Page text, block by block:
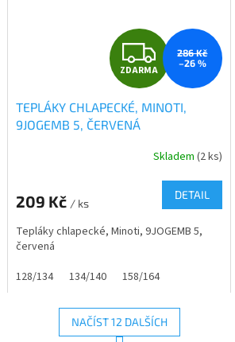
Z
D
A
R
M
A
ZDARMA
286 Kč
–26 %
TEPLÁKY CHLAPECKÉ, MINOTI,
9JOGEMB 5, ČERVENÁ
je
z
5
Skladem (2 ks)
209 Kč / ks
DETAIL
Tepláky chlapecké, Minoti, 9JOGEMB 5,
červená
128/134
134/140 158/164
NAČÍST 12 DALŠÍCH